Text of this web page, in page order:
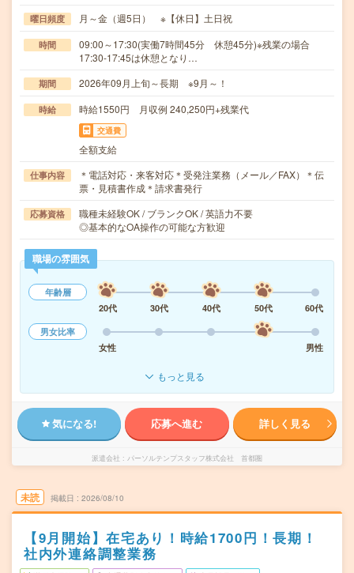
曜日頻度 月～金（週5日） ※【休日】土日祝
時間
09:00～17:30(実働7時間45分 休憩45分)※残業の場合
17:30-17:45は休憩となり…
期間 2026年09月上旬～長期 ※9月～！
時給 時給1550円 月収例 240,250円+残業代
交通費
全額支給
仕事内容
＊電話対応・来客対応＊受発注業務（メール／FAX）＊伝
票・見積書作成＊請求書発行
応募資格
職種未経験OK / ブランクOK / 英語力不要
◎基本的なOA操作の可能な方歓迎
職場の雰囲気
年齢層
20代
30代 40代 50代
60代
男女比率
女性
男性
もっと見る
気になる! 応募へ進む 詳しく見る
派遣会社 パーソルテンプスタッフ株式会社 首都圏
未読 掲載日 2026/08/10
【9月開始】在宅あり！時給1700円！長期！
社内外連絡調整業務